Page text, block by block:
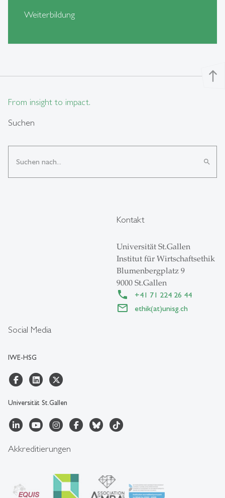
Weiterbildung
north
From insight to impact.
Suchen
search
Social Media
IWE-HSG
Universität St.Gallen
Kontakt
Universität St.Gallen
Institut für Wirtschaftsethik
Blumenbergplatz 9
9000 St.Gallen
+41 71 224 26 44
ethik(at)unisg.ch
Akkreditierungen